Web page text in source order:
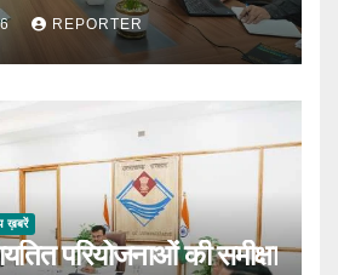
REPORTER
ख़बरें
परियोजनाओं की समीक्षा